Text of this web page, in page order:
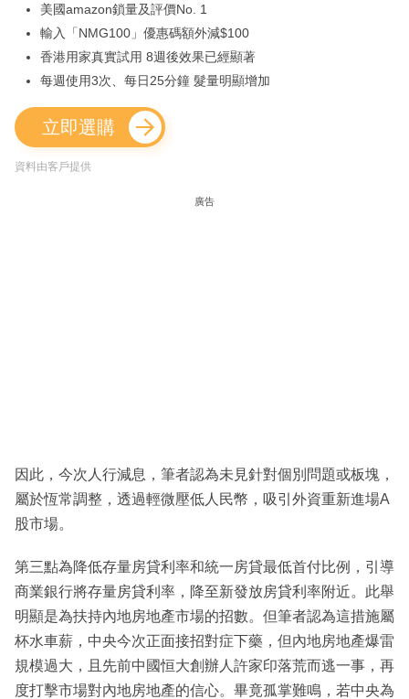
美國amazon鎖量及評價No. 1
輸入「NMG100」優惠碼額外減$100
香港用家真實試用 8週後效果已經顯著
每週使用3次、每日25分鐘 髮量明顯增加
立即選購
資料由客戶提供
廣告
因此，今次人行減息，筆者認為未見針對個別問題或板塊，
屬於恆常調整，透過輕微壓低人民幣，吸引外資重新進場A
股市場。
第三點為降低存量房貸利率和統一房貸最低首付比例，引導
商業銀行將存量房貸利率，降至新發放房貸利率附近。此舉
明顯是為扶持內地房地產市場的招數。但筆者認為這措施屬
杯水車薪，中央今次正面接招對症下藥，但內地房地產爆雷
規模過大，且先前中國恒大創辦人許家印落荒而逃一事，再
度打擊市場對內地房地產的信心。畢竟孤掌難鳴，若中央為